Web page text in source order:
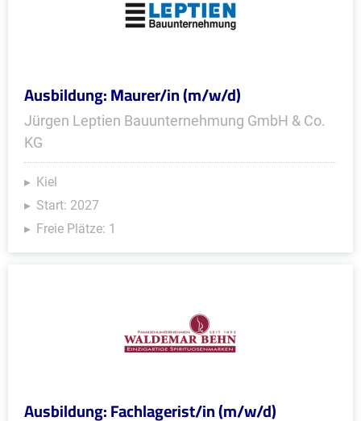
Ausbildung: Maurer/in (m/w/d)
Jürgen Leptien Bauunternehmung GmbH & Co.
KG
Kiel
Start: 2027
Freie Plätze: 1
Ausbildung: Fachlagerist/in (m/w/d)